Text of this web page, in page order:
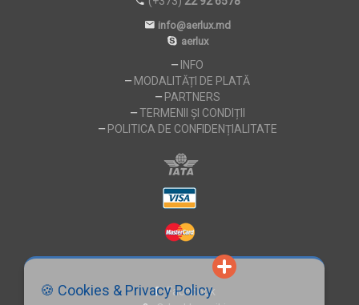
info@aerlux.md
aerlux
INFO
MODALITĂȚI DE PLATĂ
PARTNERS
TERMENII ȘI CONDIȚII
POLITICA DE CONFIDENȚIALITATE
Facebook
🍪 Cookies & Privacy Policy